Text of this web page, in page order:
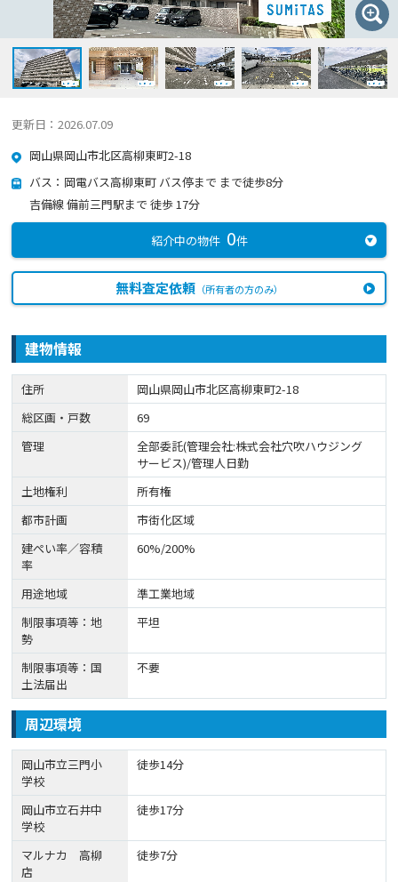
更新日：2026.07.09
岡山県岡山市北区高柳東町2-18
バス：岡電バス高柳東町 バス停まで まで徒歩8分
吉備線 備前三門駅まで 徒歩 17分
紹介中の物件 0件
無料査定依頼（所有者の方のみ）
建物情報
住所
岡山県岡山市北区高柳東町2-18
総区画・戸数
69
管理
全部委託(管理会社:株式会社穴吹ハウジング
サービス)/管理人日勤
土地権利
所有権
都市計画
市街化区域
建ぺい率／容積
率
60%/200%
用途地域
準工業地域
制限事項等：地
勢
平坦
制限事項等：国
土法届出
不要
周辺環境
岡山市立三門小
学校
徒歩14分
岡山市立石井中
学校
徒歩17分
マルナカ 高柳
店
徒歩7分